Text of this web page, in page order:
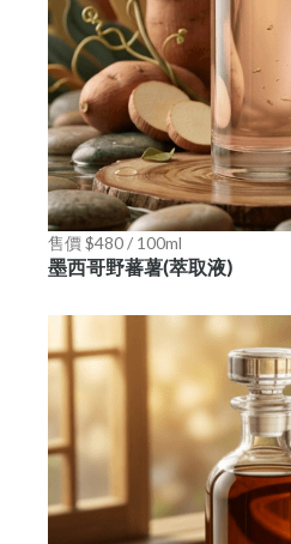
售價 $480 / 100ml
墨西哥野蕃薯(萃取液)